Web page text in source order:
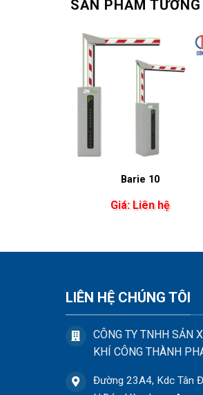
SẢN PHẨM
Barie 10
Giá: Liên hệ
LIÊN HỆ CHÚNG TÔI
CÔNG TY TNHH SẢN
KHÍ CÔNG THÀNH
Đường 23A4, Kdc Tân